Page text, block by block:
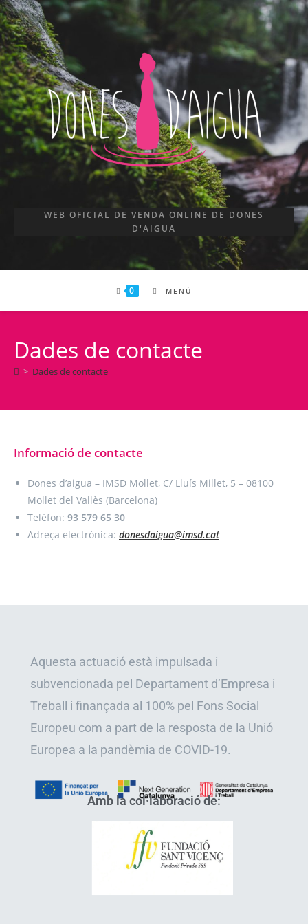
WEB OFICIAL DE VENDA ONLINE DE DONES
D'AIGUA
0 MENÚ
Dades de contacte
> Dades de contacte
Informació de contacte
Dones d’aigua – IMSD Mollet, C/ Lluís Millet, 5 – 08100
Mollet del Vallès (Barcelona)
Telèfon: 93 579 65 30
Adreça electrònica: donesdaigua@imsd.cat
Aquesta actuació està impulsada i
subvencionada pel Departament d’Empresa i
Treball i finançada al 100% pel Fons Social
Europeu com a part de la resposta de la Unió
Europea a la pandèmia de COVID-19.
Amb la col·laboració de: